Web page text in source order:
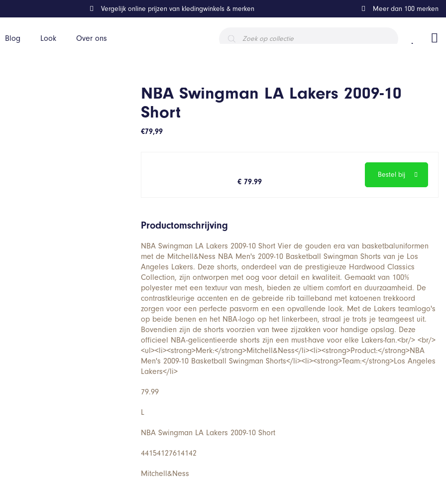
Blog Look Over ons
zoeken
Vergelijk online prijzen van kledingwinkels & merken Meer dan 100 merken
NBA Swingman LA Lakers 2009-10
Short
€79,99
€ 79.99
Bestel bij
Productomschrijving
NBA Swingman LA Lakers 2009-10 Short Vier de gouden era van basketbaluniformen
met de Mitchell&Ness NBA Men's 2009-10 Basketball Swingman Shorts van je Los
Angeles Lakers. Deze shorts, onderdeel van de prestigieuze Hardwood Classics
Collection, zijn ontworpen met oog voor detail en kwaliteit. Gemaakt van 100%
polyester met een textuur van mesh, bieden ze ultiem comfort en duurzaamheid. De
contrastkleurige accenten en de gebreide rib tailleband met katoenen trekkoord
zorgen voor een perfecte pasvorm en een opvallende look. Met de Lakers teamlogo's
op beide benen en het NBA-logo op het linkerbeen, straal je trots je teamgeest uit.
Bovendien zijn de shorts voorzien van twee zijzakken voor handige opslag. Deze
officieel NBA-gelicentieerde shorts zijn een must-have voor elke Lakers-fan.<br/> <br/>
<ul><li><strong>Merk:</strong>Mitchell&Ness</li><li><strong>Product:</strong>NBA
Men's 2009-10 Basketball Swingman Shorts</li><li><strong>Team:</strong>Los Angeles
Lakers</li>
79.99
L
NBA Swingman LA Lakers 2009-10 Short
44154127614142
Mitchell&Ness